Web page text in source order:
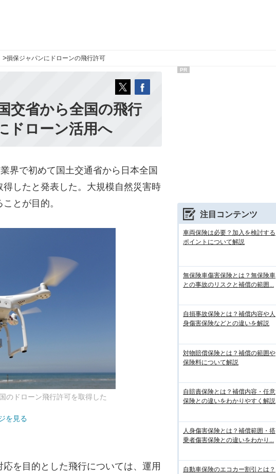
>損保ジャパンにドローンの飛行許可
交省から全国の飛行
ドローン活用へ
界で初めて国土交通省から日本全国
したと発表した。大規模自然災害時
とが目的。
のドローン飛行許可を取得した
を見る
を目的とした飛行については、運用
PR
注目コンテンツ
車両保険は必要？加入を検討する
ポイントについて解説
無保険車傷害保険とは？無保険車
との事故のリスクと補償の範囲...
自損事故保険とは？補償内容や人
身傷害保険などとの違いを解説
対物賠償保険とは？補償の範囲や
保険料について解説
自賠責保険とは？補償内容・任意
保険との違いをわかりやすく解説
人身傷害保険とは？補償範囲・搭
乗者傷害保険との違いをわかり...
自動車保険のエコカー割引とは？